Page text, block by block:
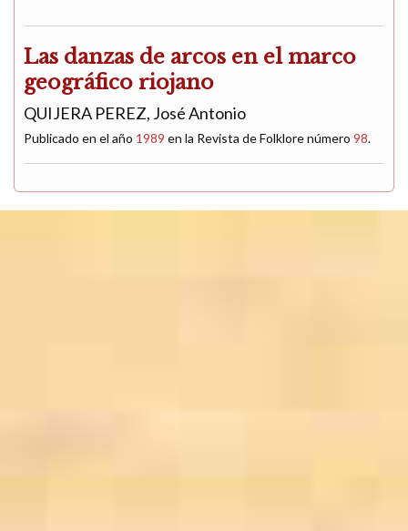
Las danzas de arcos en el marco
geográfico riojano
QUIJERA PEREZ, José Antonio
Publicado en el año 1989 en la Revista de Folklore número 98.